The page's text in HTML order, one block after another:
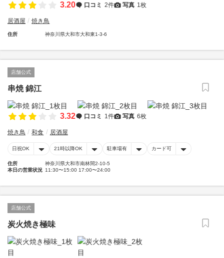
3.20 口コミ 2件 写真 1枚
居酒屋 焼き鳥
住所 神奈川県大和市大和東1-3-6
店舗公式
串焼 錦江
3.32 口コミ 1件 写真 6枚
焼き鳥 和食 居酒屋
日祝OK 21時以降OK 駐車場有 カード可
住所
神奈川県大和市南林間2-10-5
本日の営業状況 11:30〜15:00 17:00〜24:00
店舗公式
炭火焼き極味